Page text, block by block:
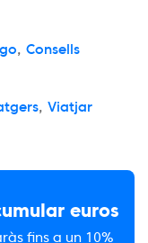
, Consells
, Viatjar
euros
fins a un 10%